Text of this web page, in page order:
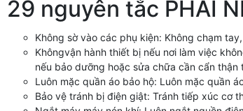
29 nguyên tắc PHẢI
Không sờ vào các phụ kiện: Không chạm
Khôngvận hành thiết bị nếu nơi làm việc
nếu bảo dưỡng hoặc sửa chữa cần cẩn
Luôn mặc quần áo bảo hộ: Luôn mặc quần
Bảo vệ tránh bị điện giật: Tránh tiếp xúc cơ